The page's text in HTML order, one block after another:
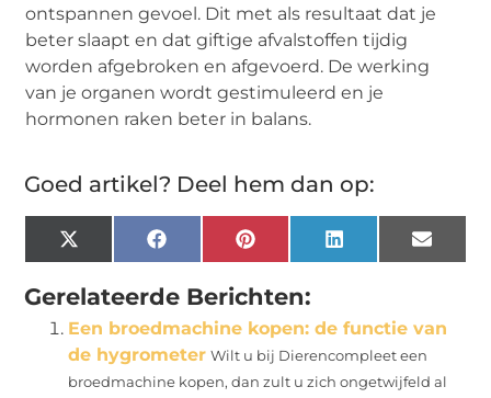
ontspannen gevoel. Dit met als resultaat dat je
beter slaapt en dat giftige afvalstoffen tijdig
worden afgebroken en afgevoerd. De werking
van je organen wordt gestimuleerd en je
hormonen raken beter in balans.
Goed artikel? Deel hem dan op:
X
(Twitter)
FacebookPinterest LinkedIn Email
Gerelateerde Berichten:
Een broedmachine kopen: de functie van
de hygrometer Wilt u bij Dierencompleet een
broedmachine kopen, dan zult u zich ongetwijfeld al